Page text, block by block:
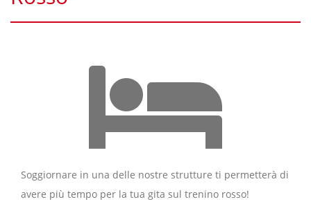
Soggiornare in una delle nostre strutture ti permetterà di
avere più tempo per la tua gita sul trenino rosso!